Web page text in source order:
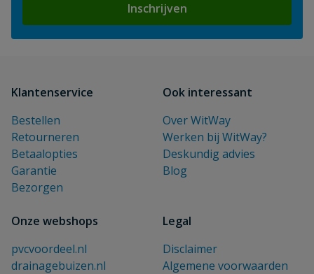
Inschrijven
Klantenservice
Bestellen
Retourneren
Betaalopties
Garantie
Bezorgen
Ook interessant
Over WitWay
Werken bij WitWay?
Deskundig advies
Blog
Onze webshops
pvcvoordeel.nl
drainagebuizen.nl
Legal
Disclaimer
Algemene voorwaarden